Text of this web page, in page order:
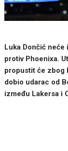
Luka Dončić
protiv Phoenixa.
propustit će zbog
dobio udarac od
između Lakersa i